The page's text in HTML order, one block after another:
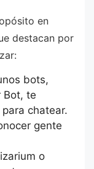
en
destacan por
bots,
Bot, te
chatear.
gente
o